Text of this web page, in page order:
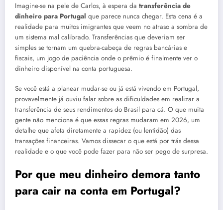
Imagine-se na pele de Carlos, à espera da transferência de
dinheiro para Portugal que parece nunca chegar. Esta cena é a
realidade para muitos imigrantes que veem no atraso a sombra de
um sistema mal calibrado. Transferências que deveriam ser
simples se tornam um quebra-cabeça de regras bancárias e
fiscais, um jogo de paciência onde o prêmio é finalmente ver o
dinheiro disponível na conta portuguesa.
Se você está a planear mudar-se ou já está vivendo em Portugal,
provavelmente já ouviu falar sobre as dificuldades em realizar a
transferência de seus rendimentos do Brasil para cá. O que muita
gente não menciona é que essas regras mudaram em 2026, um
detalhe que afeta diretamente a rapidez (ou lentidão) das
transações financeiras. Vamos dissecar o que está por trás dessa
realidade e o que você pode fazer para não ser pego de surpresa.
Por que meu dinheiro demora tanto
para cair na conta em Portugal?